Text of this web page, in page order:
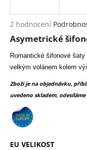
Průměrné
produktu
je
z
5
hvězdiček.
2 hodnocení
Asymetrické
Romantické šifonové
velkým volánem kolem
Zboží je na objednávku,
uvedeno skladem,
EU VELIKOST
o
p
o
u
č
u
e
m
e